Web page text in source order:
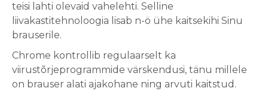
teisi lahti olevaid vahelehti. Selline
liivakastitehnoloogia lisab n-ö ühe kaitsekihi Sinu
brauserile.
Chrome kontrollib regulaarselt ka
viirustõrjeprogrammide värskendusi, tänu millele
on brauser alati ajakohane ning arvuti kaitstud.